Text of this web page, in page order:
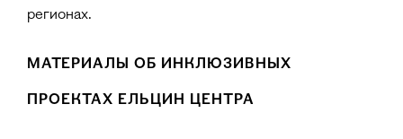
регионах.
МАТЕРИАЛЫ ОБ ИНКЛЮЗИВНЫХ
ПРОЕКТАХ ЕЛЬЦИН ЦЕНТРА